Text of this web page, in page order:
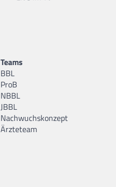
Teams
BBL
ProB
NBBL
JBBL
Nachwuchskonzept
Ärzteteam